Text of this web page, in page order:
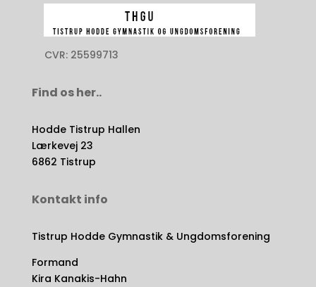
CVR: 25599713
Find os her..
Hodde Tistrup Hallen
Lærkevej 23
6862 Tistrup
Kontakt info
Tistrup Hodde Gymnastik & Ungdomsforening
Formand
Kira Kanakis-Hahn